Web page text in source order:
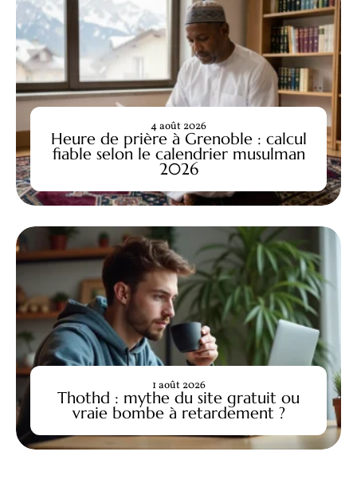
Heure de prière à Grenoble : calcul
fiable selon le calendrier musulman
2026
4 août 2026
Thothd : mythe du site gratuit ou
vraie bombe à retardement ?
1 août 2026